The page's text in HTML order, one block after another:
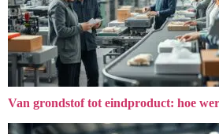
Van grondstof tot eindproduct: hoe